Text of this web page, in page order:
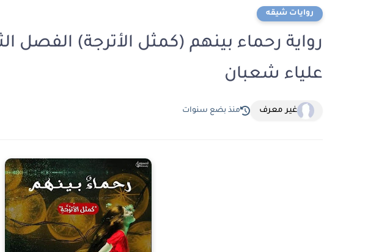
روايات شيقه
علياء شعبان
غير معرف منذ بضع سنوات